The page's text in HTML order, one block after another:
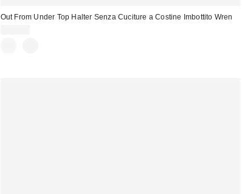
Out From Under Top Halter Senza Cuciture a Costine Imbottito Wren